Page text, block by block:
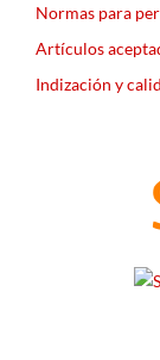
Normas para
Artículos
Indización y